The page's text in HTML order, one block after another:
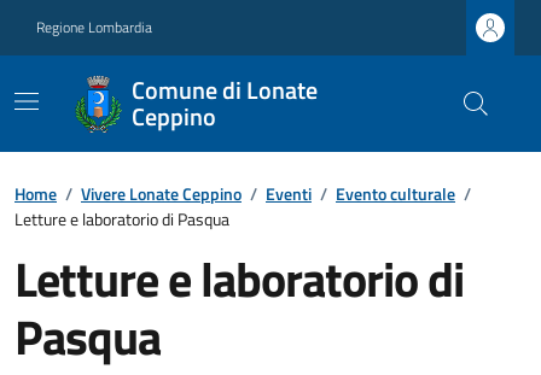
Regione Lombardia
Comune di Lonate
Ceppino
Home / Vivere Lonate Ceppino / Eventi / Evento culturale /
Letture e laboratorio di Pasqua
Letture e laboratorio di
Pasqua